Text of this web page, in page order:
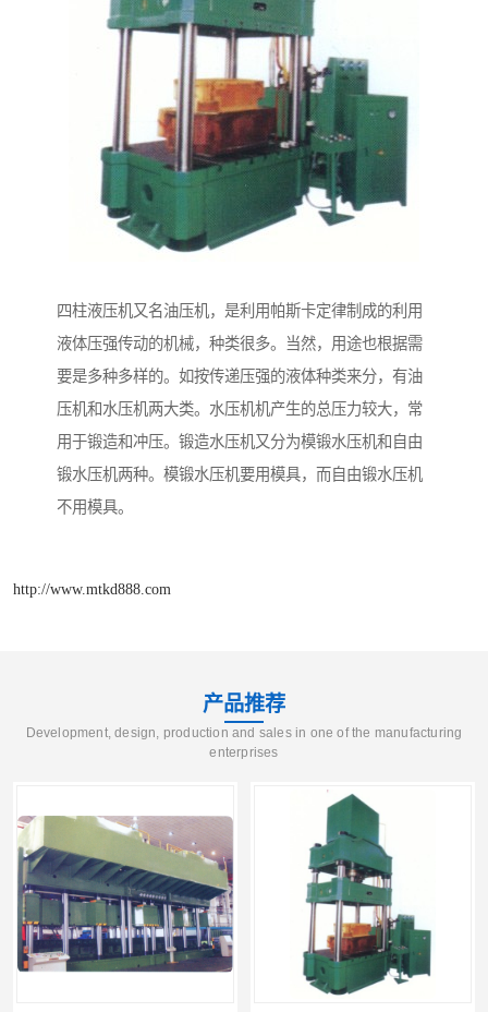
四柱液压机又名油压机，是利用帕斯卡定律制成的利用
液体压强传动的机械，种类很多。当然，用途也根据需
要是多种多样的。如按传递压强的液体种类来分，有油
压机和水压机两大类。水压机机产生的总压力较大，常
用于锻造和冲压。锻造水压机又分为模锻水压机和自由
锻水压机两种。模锻水压机要用模具，而自由锻水压机
不用模具。
http://www.mtkd888.com
产品推荐
Development, design, production and sales in one of the manufacturing
enterprises